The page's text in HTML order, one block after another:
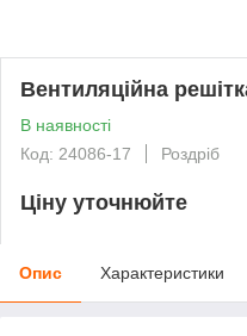
Вентиляційна
В наявності
Код: 24086-17
Роздріб
Ціну уточнюйте
Опис Характеристики